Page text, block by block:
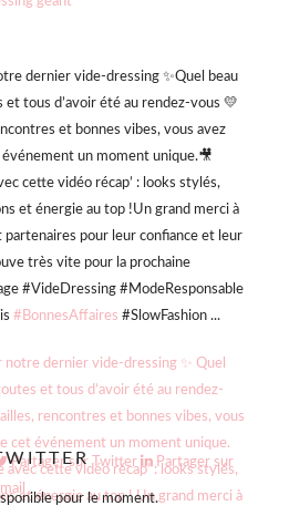
dernier vide-dressing ✨Quel beau
tous d’avoir été au rendez-vous 💛
et bonnes vibes, vous avez
un moment unique.🎥
cette vidéo récap’ : looks stylés,
et énergie au top !Un grand merci à
partenaires pour leur confiance et leur
très vite pour la prochaine
#VideDressing #ModeResponsable
#BonnesAffaires #SlowFashion ...
Partager sur Twitter
Partager sur
pour le moment.